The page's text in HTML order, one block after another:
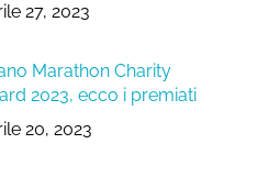
27, 2023
Marathon Charity
2023, ecco i premiati
20, 2023